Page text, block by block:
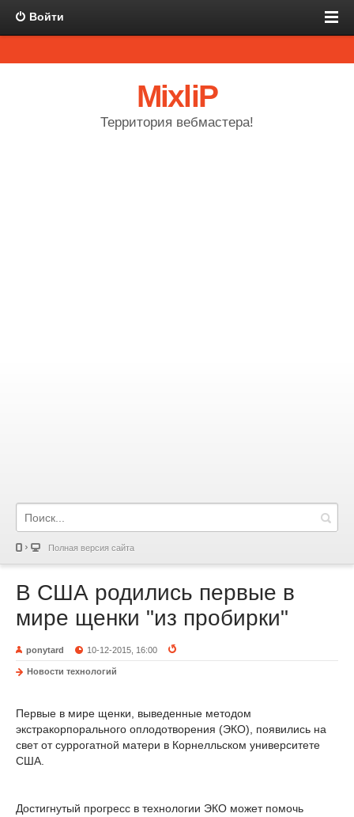
Войти
MixliP
Территория вебмастера!
Полная версия сайта
В США родились первые в
мире щенки "из пробирки"
ponytard 10-12-2015, 16:00
Новости технологий
Первые в мире щенки, выведенные методом
экстракорпорального оплодотворения (ЭКО), появились на
свет от суррогатной матери в Корнелльском университете
США.
Достигнутый прогресс в технологии ЭКО может помочь